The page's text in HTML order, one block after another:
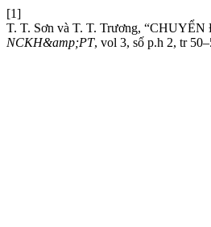
[1]
T. T. Sơn và T. T. Trương,
NCKH&amp;PT, vol 3, số p.h 2, tr